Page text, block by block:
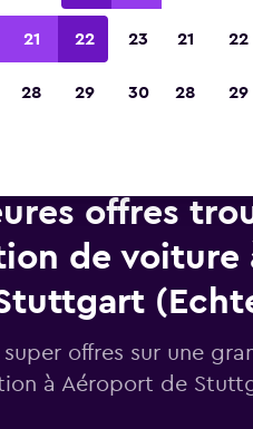
offres
de voiture
offres sur une
à Aéroport de
21 22 23
28 29 30
21 22
28 29